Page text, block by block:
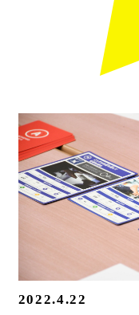
2022.4.22